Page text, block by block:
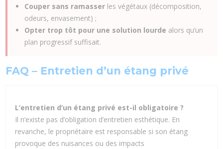
Couper sans ramasser les végétaux (décomposition,
odeurs, envasement) ;
Opter trop tôt pour une solution lourde alors qu’un
plan progressif suffisait.
FAQ – Entretien d’un étang privé
L’entretien d’un étang privé est-il obligatoire ?
Il n’existe pas d’obligation d’entretien esthétique. En
revanche, le propriétaire est responsable si son étang
provoque des nuisances ou des impacts